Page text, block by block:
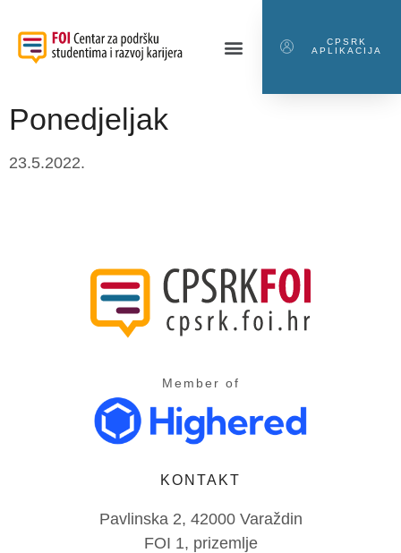
CPSRK
APLIKACIJA
Ponedjeljak
23.5.2022.
Member of
KONTAKT
Pavlinska 2, 42000 Varaždin
FOI 1, prizemlje